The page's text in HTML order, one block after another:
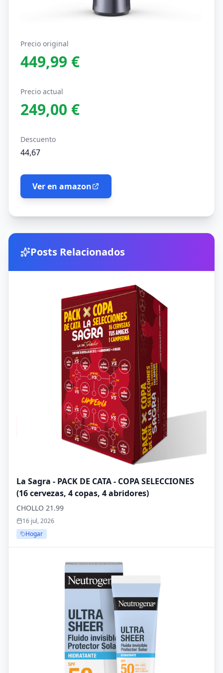
Precio original
449,99 €
Precio actual
249,00 €
Descuento
44,67
Ver en amazon
Posts Relacionados
La Sagra - PACK DE CATA - COPA SELECCIONES
(16 cervezas, 4 copas, 4 abridores)
CHOLLO 21.99
16 jul, 2026
Hogar